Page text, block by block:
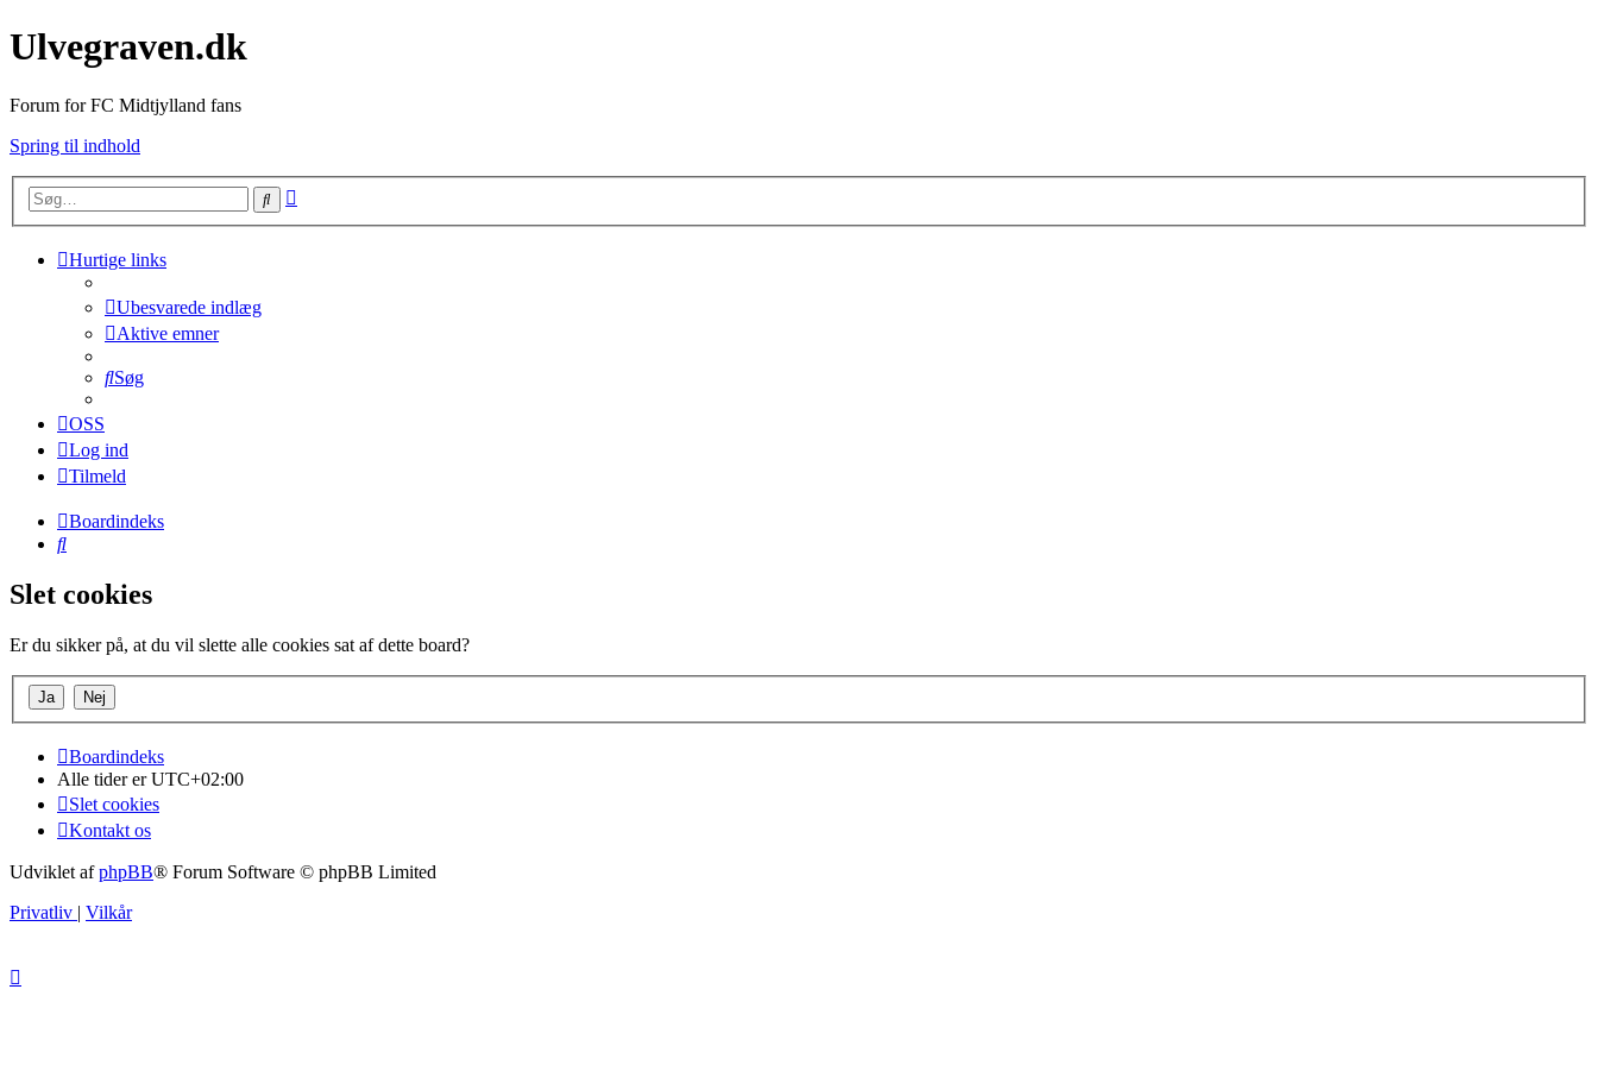
Ulvegraven.dk
Forum for FC Midtjylland fans
Spring til indhold
Søg
Hurtige links
Ubesvarede indlæg
Aktive emner
Søg
OSS
Log ind
Tilmeld
Boardindeks
Søg
Slet cookies
Er du sikker på, at du vil slette alle cookies sat af dette board?
Boardindeks
Alle tider erUTC+02:00
Slet cookies
Kontakt os
Udviklet afphpBB® Forum Software © phpBB Limited
Privatliv | Vilkår